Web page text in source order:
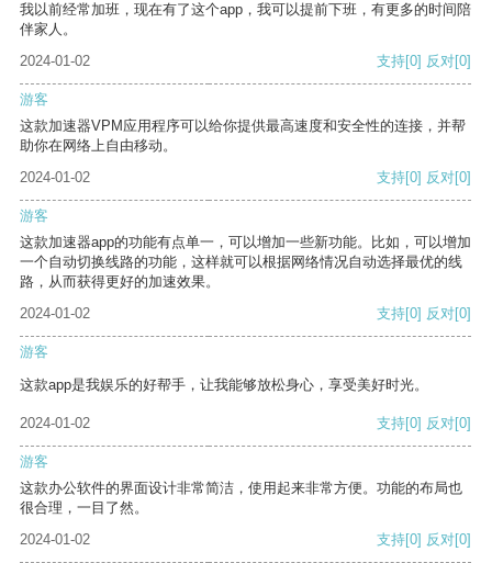
我以前经常加班，现在有了这个app，我可以提前下班，有更多的时间陪
伴家人。
2024-01-02
支持[0] 反对[0]
游客
这款加速器VPM应用程序可以给你提供最高速度和安全性的连接，并帮
助你在网络上自由移动。
2024-01-02
支持[0] 反对[0]
游客
这款加速器app的功能有点单一，可以增加一些新功能。比如，可以增加
一个自动切换线路的功能，这样就可以根据网络情况自动选择最优的线
路，从而获得更好的加速效果。
2024-01-02
支持[0] 反对[0]
游客
这款app是我娱乐的好帮手，让我能够放松身心，享受美好时光。
2024-01-02 支持[0] 反对[0]
游客
这款办公软件的界面设计非常简洁，使用起来非常方便。功能的布局也
很合理，一目了然。
2024-01-02
支持[0] 反对[0]